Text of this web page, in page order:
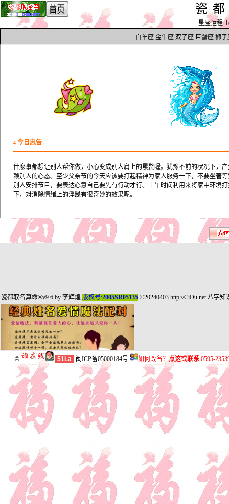
瓷
星座运程
白羊座 金牛座 双子座 巨蟹座 狮子
4 今日忠告
什麽事都想让别人帮你做，小心变成别人肩上的累赘喔。犹豫不前的状况下，
赖别人的心态。至少父亲节的今天应该要打起精神为家人服务一下，不要坐著
别人安排节目，要表达心意自己要先有行动才行。上午时间利用来将家中环境
下，对消除情绪上的浮躁有很奇妙的效果呢。
瓷都取名算命®v9.6 by 李辉煌 版权号:2005SR05135 ©20240403 http://CiDu.net 八字知
© 51La 闽ICP备05000184号 如何改名？点这或联系:0595-